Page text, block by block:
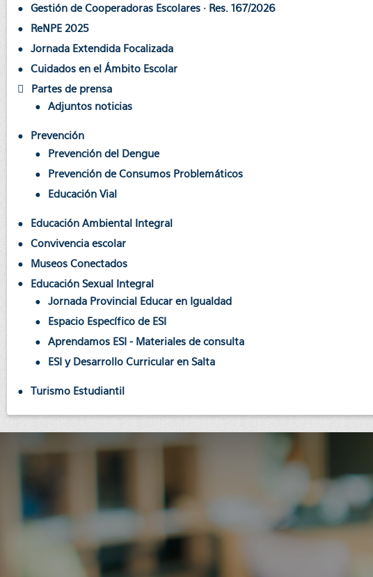
Gestión de Cooperadoras Escolares · Res. 167/2026
ReNPE 2025
Jornada Extendida Focalizada
Cuidados en el Ámbito Escolar
Partes de prensa
Adjuntos noticias
Prevención
Prevención del Dengue
Prevención de Consumos Problemáticos
Educación Vial
Educación Ambiental Integral
Convivencia escolar
Museos Conectados
Educación Sexual Integral
Jornada Provincial Educar en Igualdad
Espacio Específico de ESI
Aprendamos ESI - Materiales de consulta
ESI y Desarrollo Curricular en Salta
Turismo Estudiantil